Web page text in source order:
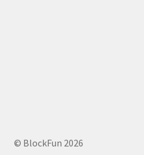
© BlockFun 2026